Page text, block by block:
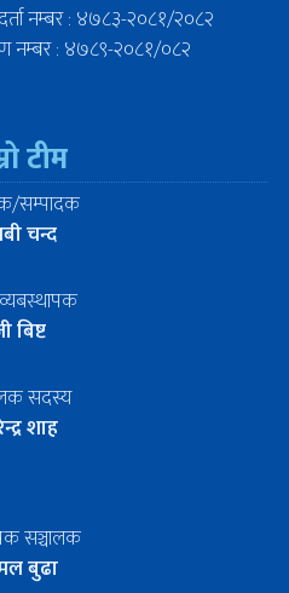
नम्बर : ४७८३-२०८१/२०८२
नम्बर : ४७८९-२०८१/०८२
टीम
सम्पादक
चन्द
बिष्ट
सदस्य
शाह
सञ्चालक
बुढा